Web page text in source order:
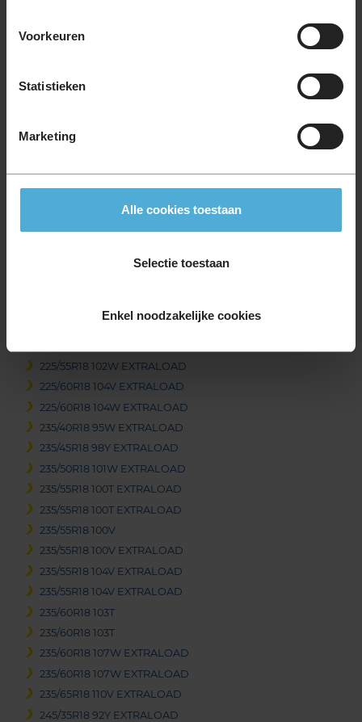
Voorkeuren
Statistieken
Marketing
Alle cookies toestaan
Selectie toestaan
Enkel noodzakelijke cookies
215/40R18 89W EXTRALOAD
215/45R18 93Y EXTRALOAD
215/55R18 99V EXTRALOAD
225/50R18 99W EXTRALOAD
225/55R18 102W EXTRALOAD
225/60R18 104V EXTRALOAD
225/60R18 104W EXTRALOAD
235/40R18 95W EXTRALOAD
235/45R18 98Y EXTRALOAD
235/50R18 101W EXTRALOAD
235/55R18 100T EXTRALOAD
235/55R18 100T EXTRALOAD
235/55R18 100V
235/55R18 100V EXTRALOAD
235/55R18 104V EXTRALOAD
235/55R18 104V EXTRALOAD
235/60R18 103T
235/60R18 103T
235/60R18 107W EXTRALOAD
235/60R18 107W EXTRALOAD
235/65R18 110V EXTRALOAD
245/35R18 92Y EXTRALOAD